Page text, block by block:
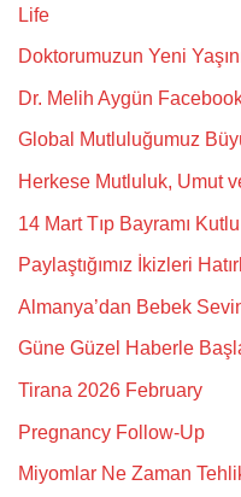
Life
Doktorumuzun Yeni
Dr. Melih Aygün
Global Mutluluğumuz
Herkese Mutluluk, Umut
14 Mart Tıp Bayramı
Paylaştığımız İkizleri
Almanya’dan Bebek
Güne Güzel Haberle
Tirana 2026 February
Pregnancy Follow-Up
Miyomlar Ne Zaman